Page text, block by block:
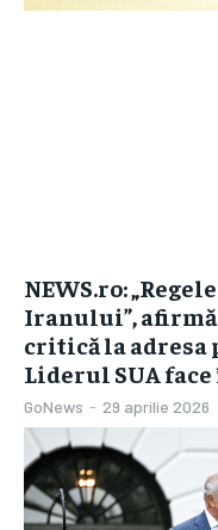
NEWS.ro:
Iranului”,
critică la
Liderul SUA face
GoNews - 29 aprilie 2026